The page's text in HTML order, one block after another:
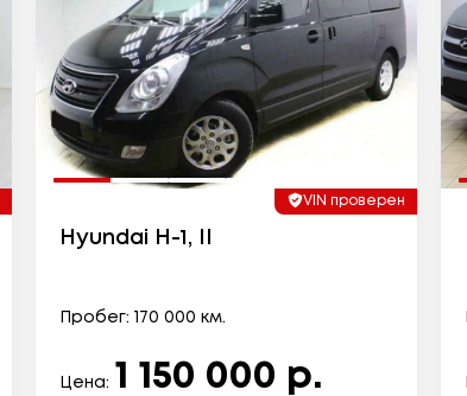
VIN проверен
Hyundai H-1, II
Пробег: 170 000 км.
Цена: 1 150 000 р.